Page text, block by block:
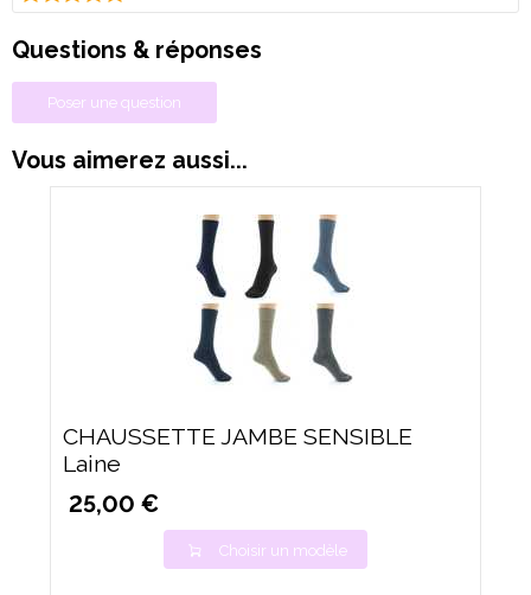
Questions & réponses
Poser une question
Vous aimerez aussi...
CHAUSSETTE JAMBE SENSIBLE
Laine
25,00 €
Choisir un modèle